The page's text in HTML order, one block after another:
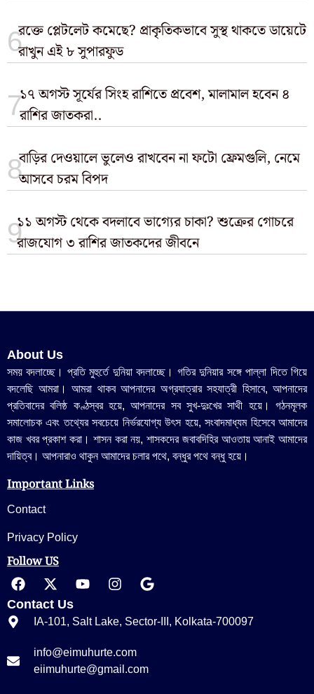
রক্তে প্লেটলেট কমেছে? প্রাকৃতিকভাবে সুস্থ থাকতে ডায়েটে
রাখুন এই ৮ সুপারফুড
১৭ অগস্ট সূর্যের সিংহ রাশিতে প্রবেশ, মালামাল হবেন ৪
রাশির জাতকরা..
বাড়ির দেওয়ালে ভুলেও রাখবেন না ফটো ফ্রেমগুলি, নেমে
আসবে চরম বিপদ
১১ অগস্ট থেকে বদলাবে ভাগ্যের চাকা? শুক্রের গোচরে
রাজযোগ ৩ রাশির জাতকদের জীবনে
About Us
সময় বদলাচ্ছে। প্রতি মুহুর্তে দুনিয়া বদলাচ্ছে। গতির দুনিয়ার সঙ্গে পাল্লা দিতে গিয়ে
বদলেছি আমরা। আমরা থাকব আপনাদের অগ্রযাত্রার সহযাত্রী হিসাবে, আপনাদের
প্রতিবাদের বলিষ্ঠ কণ্ঠস্বর হয়ে, আপনাদের সব সুখ-দুঃখের সাথী হয়ে। গঠনমূলক
সমালোচক এবং তথ্যের সবচেয়ে নির্ভরযোগ্য উ‍ৎস হয়ে, সংবাদমাধ্যম হিসেবে আমাদের
কাজ খবর প্রকাশ করা। শাসন করা নয়, শাসকদের জবাবদিহির আওতায় আনাই আমাদের
দায়িত্ব। আপনারাও থাকুন আমাদের চলার পথে, বন্ধুর পথে বন্ধু হয়ে।
Important Links
Contact
Privacy Policy
Follow US
Contact Us
IA-101, Salt Lake, Sector-III, Kolkata-700097
info@eimuhurte.com
eiimuhurte@gmail.com